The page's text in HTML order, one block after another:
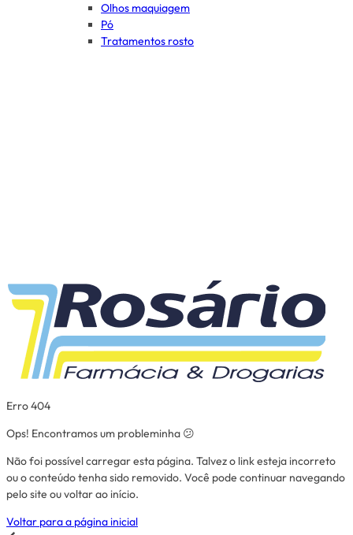
Olhos maquiagem
Pó
Tratamentos rosto
Erro 404
Ops! Encontramos um probleminha 😕
Não foi possível carregar esta página. Talvez o link esteja incorreto
ou o conteúdo tenha sido removido. Você pode continuar navegando
pelo site ou voltar ao início.
Voltar para a página inicial